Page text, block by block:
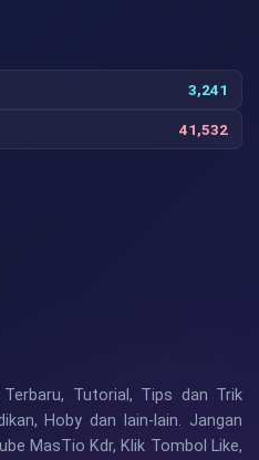
3,241
41,532
Tutorial, Tips dan Trik
Hoby dan lain-lain. Jangan
MasTio Kdr, Klik Tombol Like,